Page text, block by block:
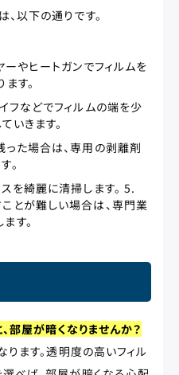
以下の通りです。
ーやヒートガンでフィルムを
す。
フなどでフィルムの端を少
いきます。
た場合は、専用の剥離剤
。
を綺麗に清掃します。 5.
とが難しい場合は、専門業
す。
部屋が暗くなりませんか？
ます。透明度の高いフィル